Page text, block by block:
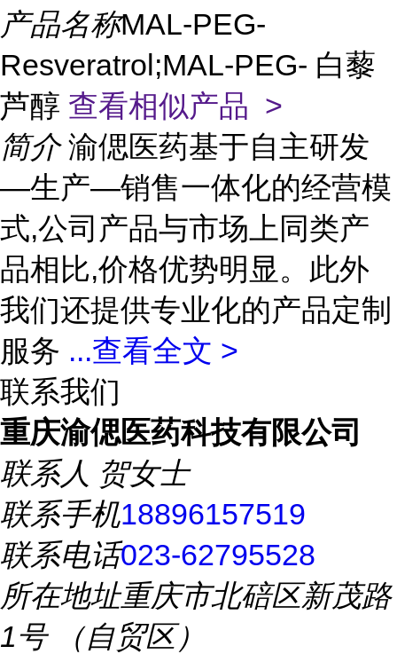
产品名称MAL-PEG-
Resveratrol;MAL-PEG- 白藜
芦醇 查看相似产品 >
简介 渝偲医药基于自主研发
—生产—销售一体化的经营模
式,公司产品与市场上同类产
品相比,价格优势明显。此外
我们还提供专业化的产品定制
服务 ...查看全文 >
联系我们
重庆渝偲医药科技有限公司
联系人 贺女士
联系手机18896157519
联系电话023-62795528
所在地址重庆市北碚区新茂路
1号 （自贸区）